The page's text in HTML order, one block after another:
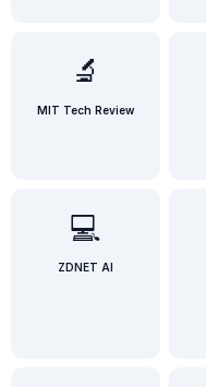
🔬
MIT Tech Review
💻
ZDNET AI